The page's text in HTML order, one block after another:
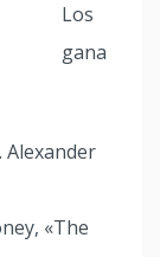
Los
gana
Alexander
«The